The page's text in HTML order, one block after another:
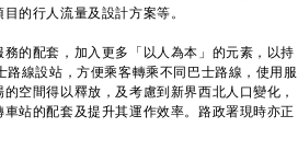
的行人流量及設計方案等。
的配套，加入更多「以人為本」的元素，以持
線設站，方便乘客轉乘不同巴士路線，使用服
空間得以釋放，及考慮到新界西北人口變化，
站的配套及提升其運作效率。路政署現時亦正